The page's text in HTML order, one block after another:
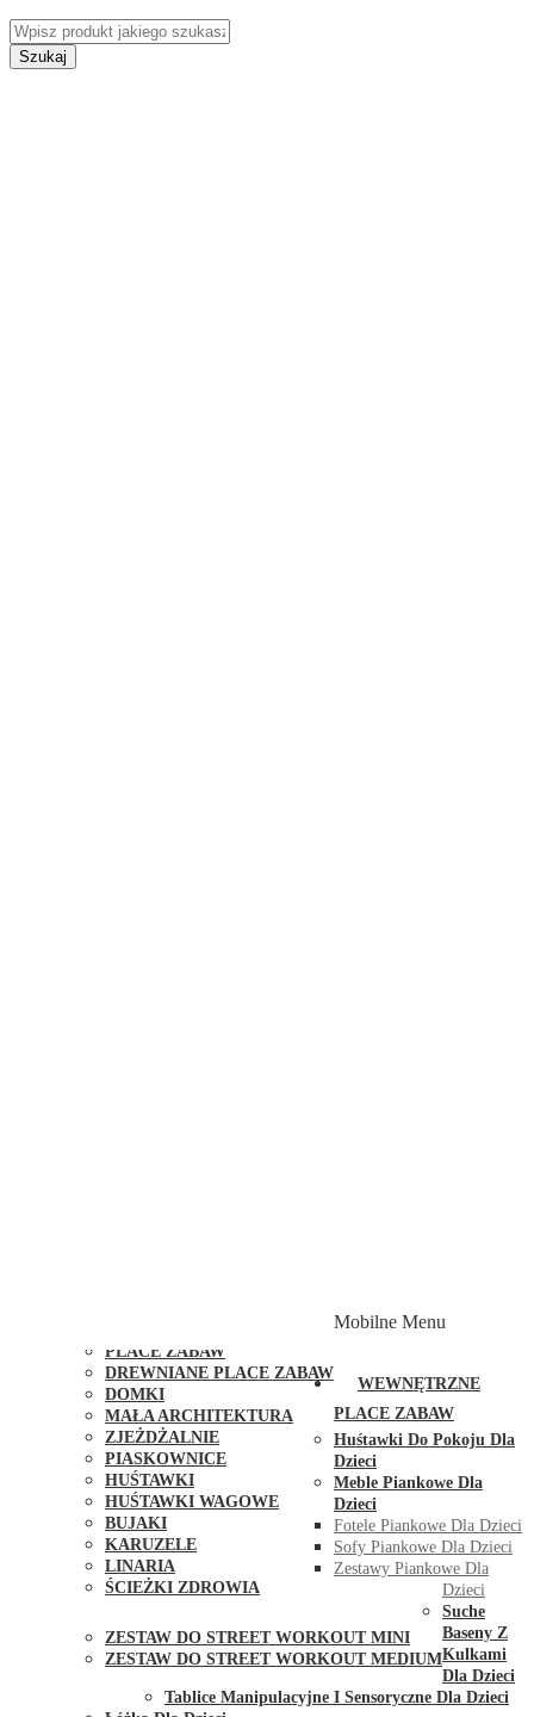
Szukaj
PLACE ZABAW
DREWNIANE PLACE ZABAW
DOMKI
MAŁA ARCHITEKTURA
ZJEŻDŻALNIE
PIASKOWNICE
HUŚTAWKI
HUŚTAWKI WAGOWE
BUJAKI
KARUZELE
LINARIA
ŚCIEŻKI ZDROWIA
ZESTAW DO STREET WORKOUT MINI
ZESTAW DO STREET WORKOUT MEDIUM
Mobilne Menu
WEWNĘTRZNE
PLACE ZABAW
Huśtawki Do Pokoju Dla
Dzieci
Meble Piankowe Dla
Dzieci
Fotele Piankowe Dla Dzieci
Sofy Piankowe Dla Dzieci
Zestawy Piankowe Dla
Dzieci
Suche
Baseny Z
Kulkami
Dla Dzieci
Tablice Manipulacyjne I Sensoryczne Dla Dzieci